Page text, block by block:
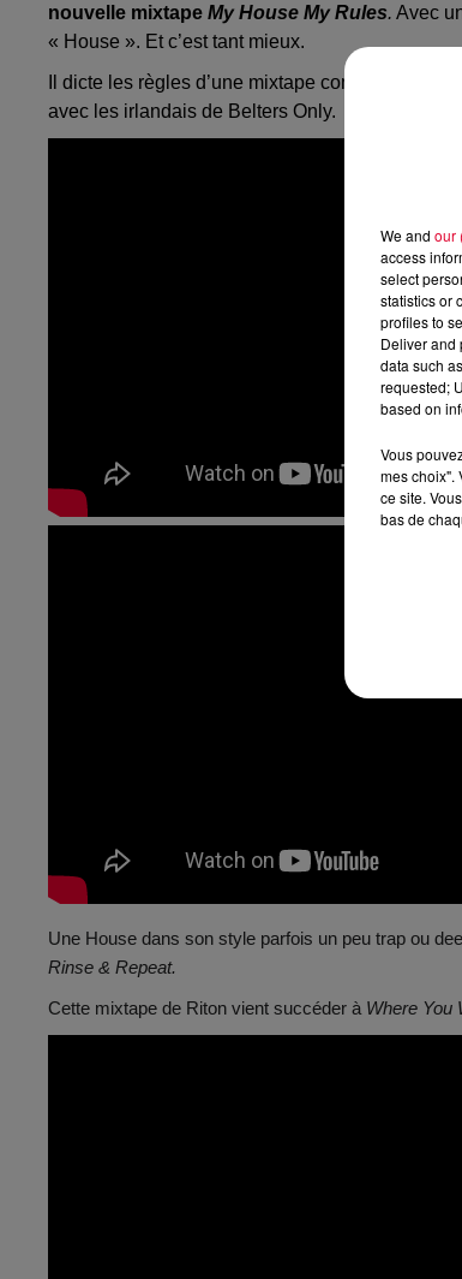
nouvelle mixtape My House My Rules. Avec
« House ». Et c’est tant mieux.
Il dicte les règles d’une mixtape composée de
avec les irlandais de Belters Only.
Une House dans son style parfois un peu trap ou
Rinse & Repeat.
Cette mixtape de Riton vient succéder à Where You
We and our
access
select
statistics or
profiles to
Deliver and
data such
requested;
based on
Vous
mes choix".
ce site.
bas de